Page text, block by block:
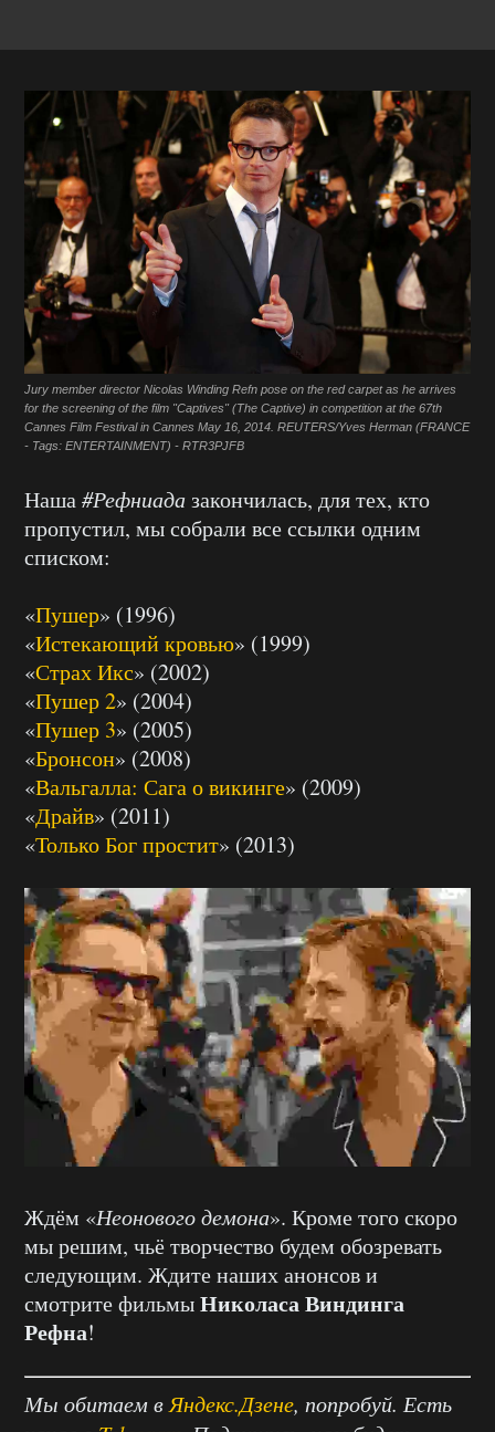
Jury member director Nicolas Winding Refn pose on the red carpet as he arrives
for the screening of the film "Captives" (The Captive) in competition at the 67th
Cannes Film Festival in Cannes May 16, 2014. REUTERS/Yves Herman (FRANCE
- Tags: ENTERTAINMENT) - RTR3PJFB
Наша#Рефниадазакончилась, для тех, кто
пропустил, мы собрали все ссылки одним
списком:
«Пушер» (1996)
«Истекающий кровью» (1999)
«Страх Икс» (2002)
«Пушер 2» (2004)
«Пушер 3» (2005)
«Бронсон» (2008)
«Вальгалла: Сага о викинге» (2009)
«Драйв» (2011)
«Только Бог простит» (2013)
Ждём «Неонового демона». Кроме того скоро
мы решим, чьё творчество будем обозревать
следующим. Ждите наших анонсов и
смотрите фильмыНиколаса Виндинга
Рефна!
Мы обитаем в Яндекс.Дзене, попробуй. Есть